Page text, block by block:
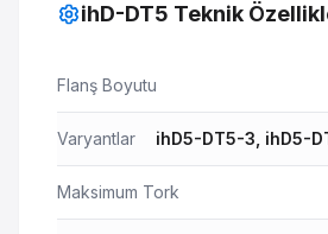
ihD-DT5 Teknik
Flanş Boyutu
Varyantlar ihD5-DT5-3, ihD5-
Maksimum Tork